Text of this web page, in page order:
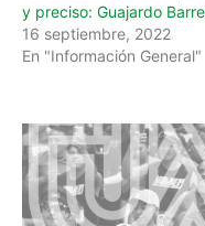
y preciso: Guajardo
16 septiembre, 2022
En "Información General"